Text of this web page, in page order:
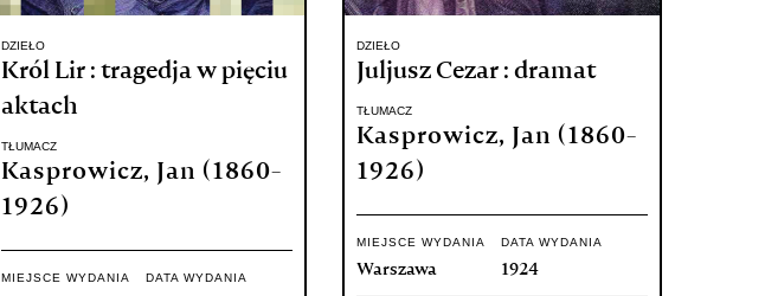
DZIEŁO
Król Lir : tragedja w pięciu
aktach
TŁUMACZ
Kasprowicz, Jan (1860-
1926)
MIEJSCE WYDANIA DATA WYDANIA
DZIEŁO
Juljusz Cezar : dramat
TŁUMACZ
Kasprowicz, Jan (1860-
1926)
MIEJSCE WYDANIA
Warszawa
DATA WYDANIA
1924